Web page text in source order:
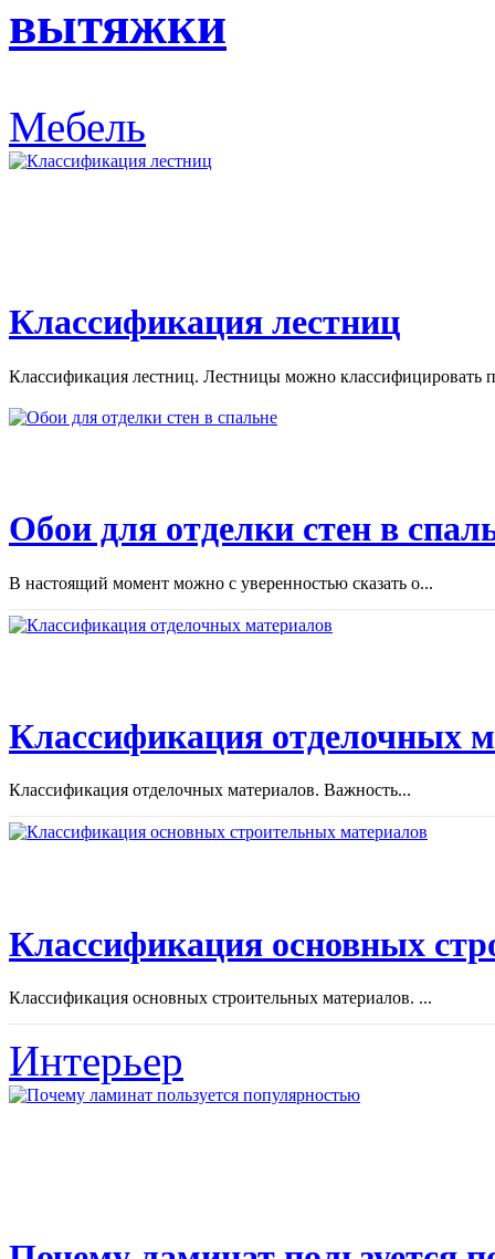
вытяжки
Мебель
Классификация лестниц
Классификация лестниц. Лестницы можно классифицировать
Обои для отделки стен в
В настоящий момент можно с уверенностью сказать о...
Классификация отделочных
Классификация отделочных материалов. Важность...
Классификация основных
Классификация основных строительных материалов. ...
Интерьер